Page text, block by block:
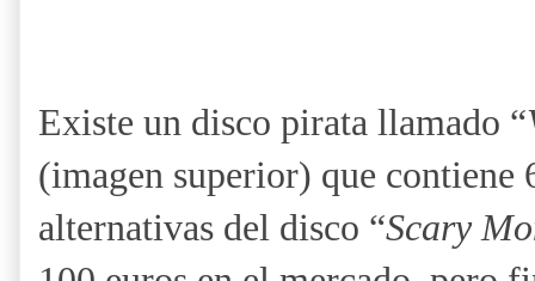
Existe un disco pirata llamado “
(imagen superior) que contiene
alternativas del disco “Scary